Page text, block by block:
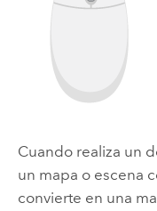
Cuando realiza un
un mapa o escena
convierte en una